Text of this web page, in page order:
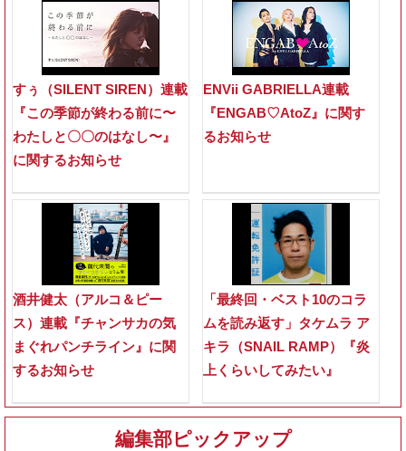
すぅ（SILENT SIREN）連載
『この季節が終わる前に〜
わたしと〇〇のはなし〜』
に関するお知らせ
ENVii GABRIELLA連載
『ENGAB♡AtoZ』に関す
るお知らせ
酒井健太（アルコ＆ピー
ス）連載『チャンサカの気
まぐれパンチライン』に関
するお知らせ
「最終回・ベスト10のコラ
ムを読み返す」タケムラ ア
キラ（SNAIL RAMP）『炎
上くらいしてみたい』
編集部ピックアップ